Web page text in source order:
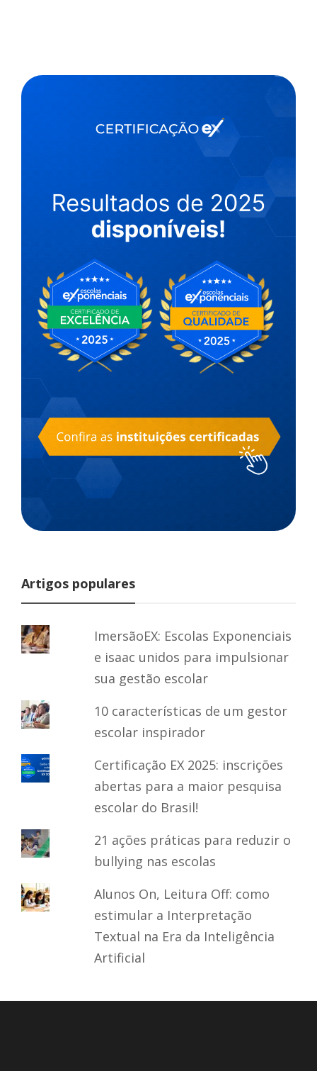
Artigos populares
ImersãoEX: Escolas Exponenciais
e isaac unidos para impulsionar
sua gestão escolar
10 características de um gestor
escolar inspirador
Certificação EX 2025: inscrições
abertas para a maior pesquisa
escolar do Brasil!
21 ações práticas para reduzir o
bullying nas escolas
Alunos On, Leitura Off: como
estimular a Interpretação
Textual na Era da Inteligência
Artificial